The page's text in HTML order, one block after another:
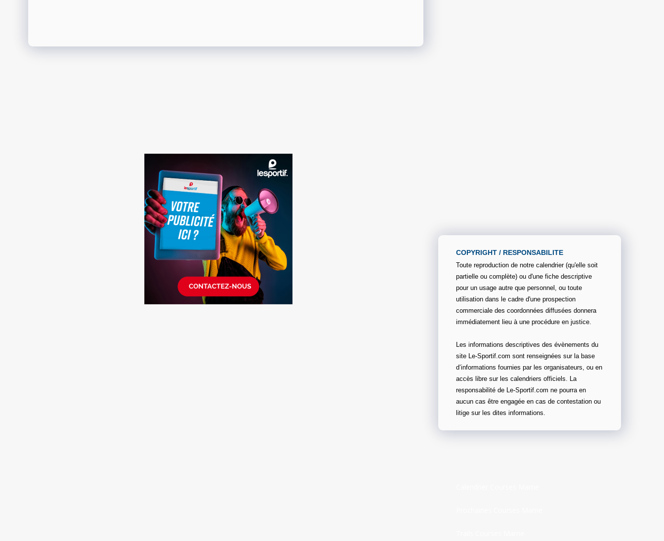
COPYRIGHT / RESPONSABILITE
Toute reproduction de notre calendrier (qu'elle soit
partielle ou complète) ou d'une fiche descriptive
pour un usage autre que personnel, ou toute
utilisation dans le cadre d'une prospection
commerciale des coordonnées diffusées donnera
immédiatement lieu à une procédure en justice.
Les informations descriptives des évènements du
site Le-Sportif.com sont renseignées sur la base
d’informations fournies par les organisateurs, ou en
accès libre sur les calendriers officiels. La
responsabilité de Le-Sportif.com ne pourra en
aucun cas être engagée en cas de contestation ou
litige sur les dites informations.